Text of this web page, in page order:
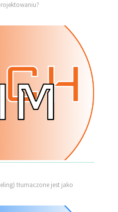
tłumaczone jest jako